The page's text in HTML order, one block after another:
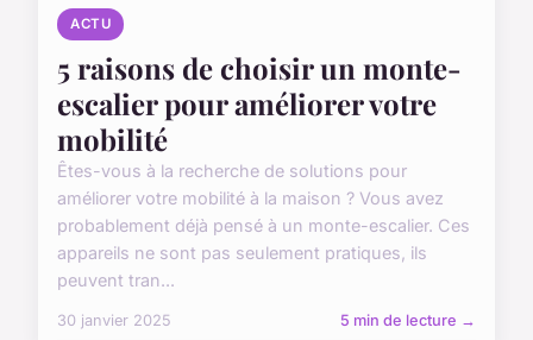
ACTU
5 raisons de choisir un monte-
escalier pour améliorer votre
mobilité
Êtes-vous à la recherche de solutions pour
améliorer votre mobilité à la maison ? Vous avez
probablement déjà pensé à un monte-escalier. Ces
appareils ne sont pas seulement pratiques, ils
peuvent tran...
30 janvier 2025 5 min de lecture →